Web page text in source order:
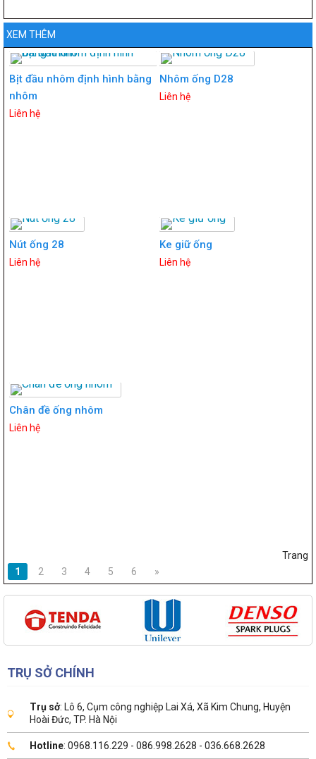
XEM THÊM
Bịt đầu nhôm định hình bằng
nhôm
Liên hệ
Nhôm ống D28
Liên hệ
Nút ống 28
Liên hệ
Ke giữ ống
Liên hệ
Chân đề ống nhôm
Liên hệ
Trang
1
2 3 4 5 6 »
TRỤ SỞ CHÍNH
Trụ sở: Lô 6, Cụm công nghiệp Lai Xá, Xã Kim Chung, Huyện
Hoài Đức, TP. Hà Nội
Hotline: 0968.116.229 - 086.998.2628 - 036.668.2628